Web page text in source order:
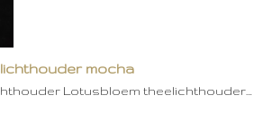
mocha
Lotusbloem theelichthouder…